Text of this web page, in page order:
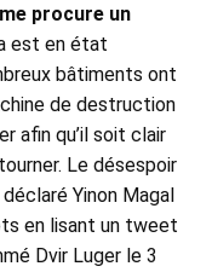
procure un
est en état
bâtiments ont
de destruction
afin qu’il soit clair
Le désespoir
Yinon Magal
en lisant un tweet
Dvir Luger le 3